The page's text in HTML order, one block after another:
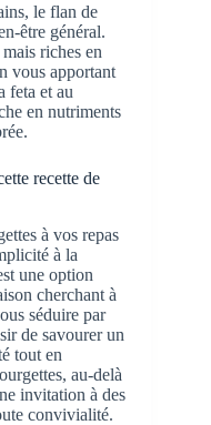
le flan de
être général.
riches en
vous apportant
feta et au
en nutriments
recette de
à vos repas
à la
une option
cherchant à
séduire par
de savourer un
tout en
au-delà
invitation à des
convivialité.